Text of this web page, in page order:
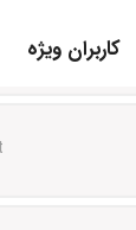
کاربران ویژه